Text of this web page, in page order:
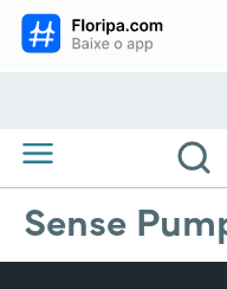
Sense